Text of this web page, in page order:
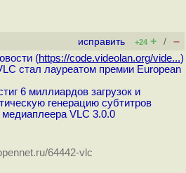
исправить +24 + / –
(https://code.videolan.org/vide...)
стал лауреатом премии European
6 миллиардов загрузок и
генерацию субтитров
VLC 3.0.0
64442-vlc